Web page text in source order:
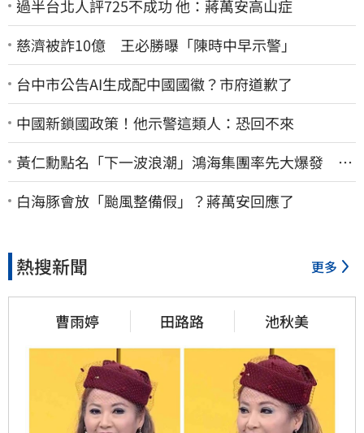
過半台北人評725不成功 他：蔣萬安高山症
慈濟被詐10億 王必勝曝「陳時中早示警」
台中市公告AI生成配中國國徽？市府道歉了
中國新鎖國政策！他示警這類人：恐回不來
黃仁勳點名「下一波浪潮」鴻海集團率先大爆發 台
股這族群全面噴出
白海豚會放「颱風整備假」？蔣萬安回應了
熱搜新聞 更多
曹雨婷 田路路 池秋美